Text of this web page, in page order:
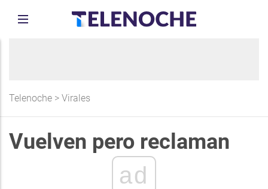
Telenoche > Virales
Vuelven pero reclaman
ad